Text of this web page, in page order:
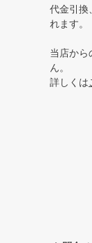
代金引換
れます。
当店から
ん。
詳しくは